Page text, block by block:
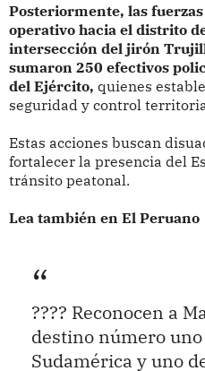
Posteriormente, las
operativo hacia el distrito
intersección del jirón
sumaron 250 efectivos
del Ejército, quienes
seguridad y control
Estas acciones buscan
fortalecer la presencia del
tránsito peatonal.
Lea también en El Peruano
???? Reconocen a
destino número
Sudamérica y uno